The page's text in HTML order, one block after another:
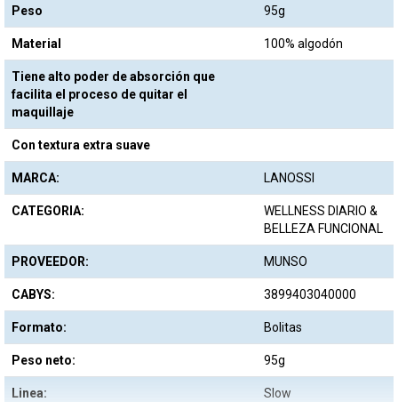
Peso 95g
Material 100% algodón
Tiene alto poder de absorción que
facilita el proceso de quitar el
maquillaje
Con textura extra suave
MARCA: LANOSSI
CATEGORIA:
WELLNESS DIARIO &
BELLEZA FUNCIONAL
PROVEEDOR: MUNSO
CABYS: 3899403040000
Formato: Bolitas
Peso neto: 95g
Linea: Slow